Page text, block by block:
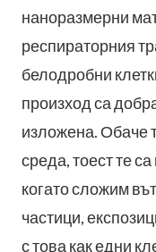
наноразмерни
респираторния
белодробни
произход са
изложена. Обаче
среда, тоест те
когато сложим
частици,
с това как едни